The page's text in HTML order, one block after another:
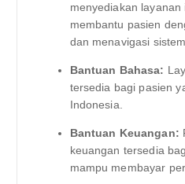
menyediakan
membantu pasien
dan menavigasi
Bantuan Bahasa:
tersedia bagi pasien
Indonesia.
Bantuan Keuangan:
keuangan tersedia
mampu membayar